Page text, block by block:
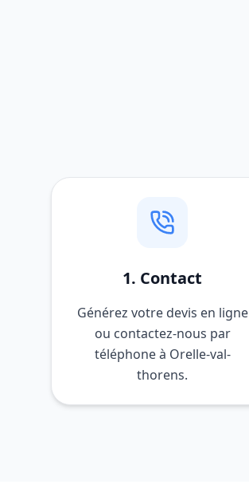
1. Contact
Générez votre devis en ligne
ou contactez-nous par
téléphone à Orelle-val-
thorens.